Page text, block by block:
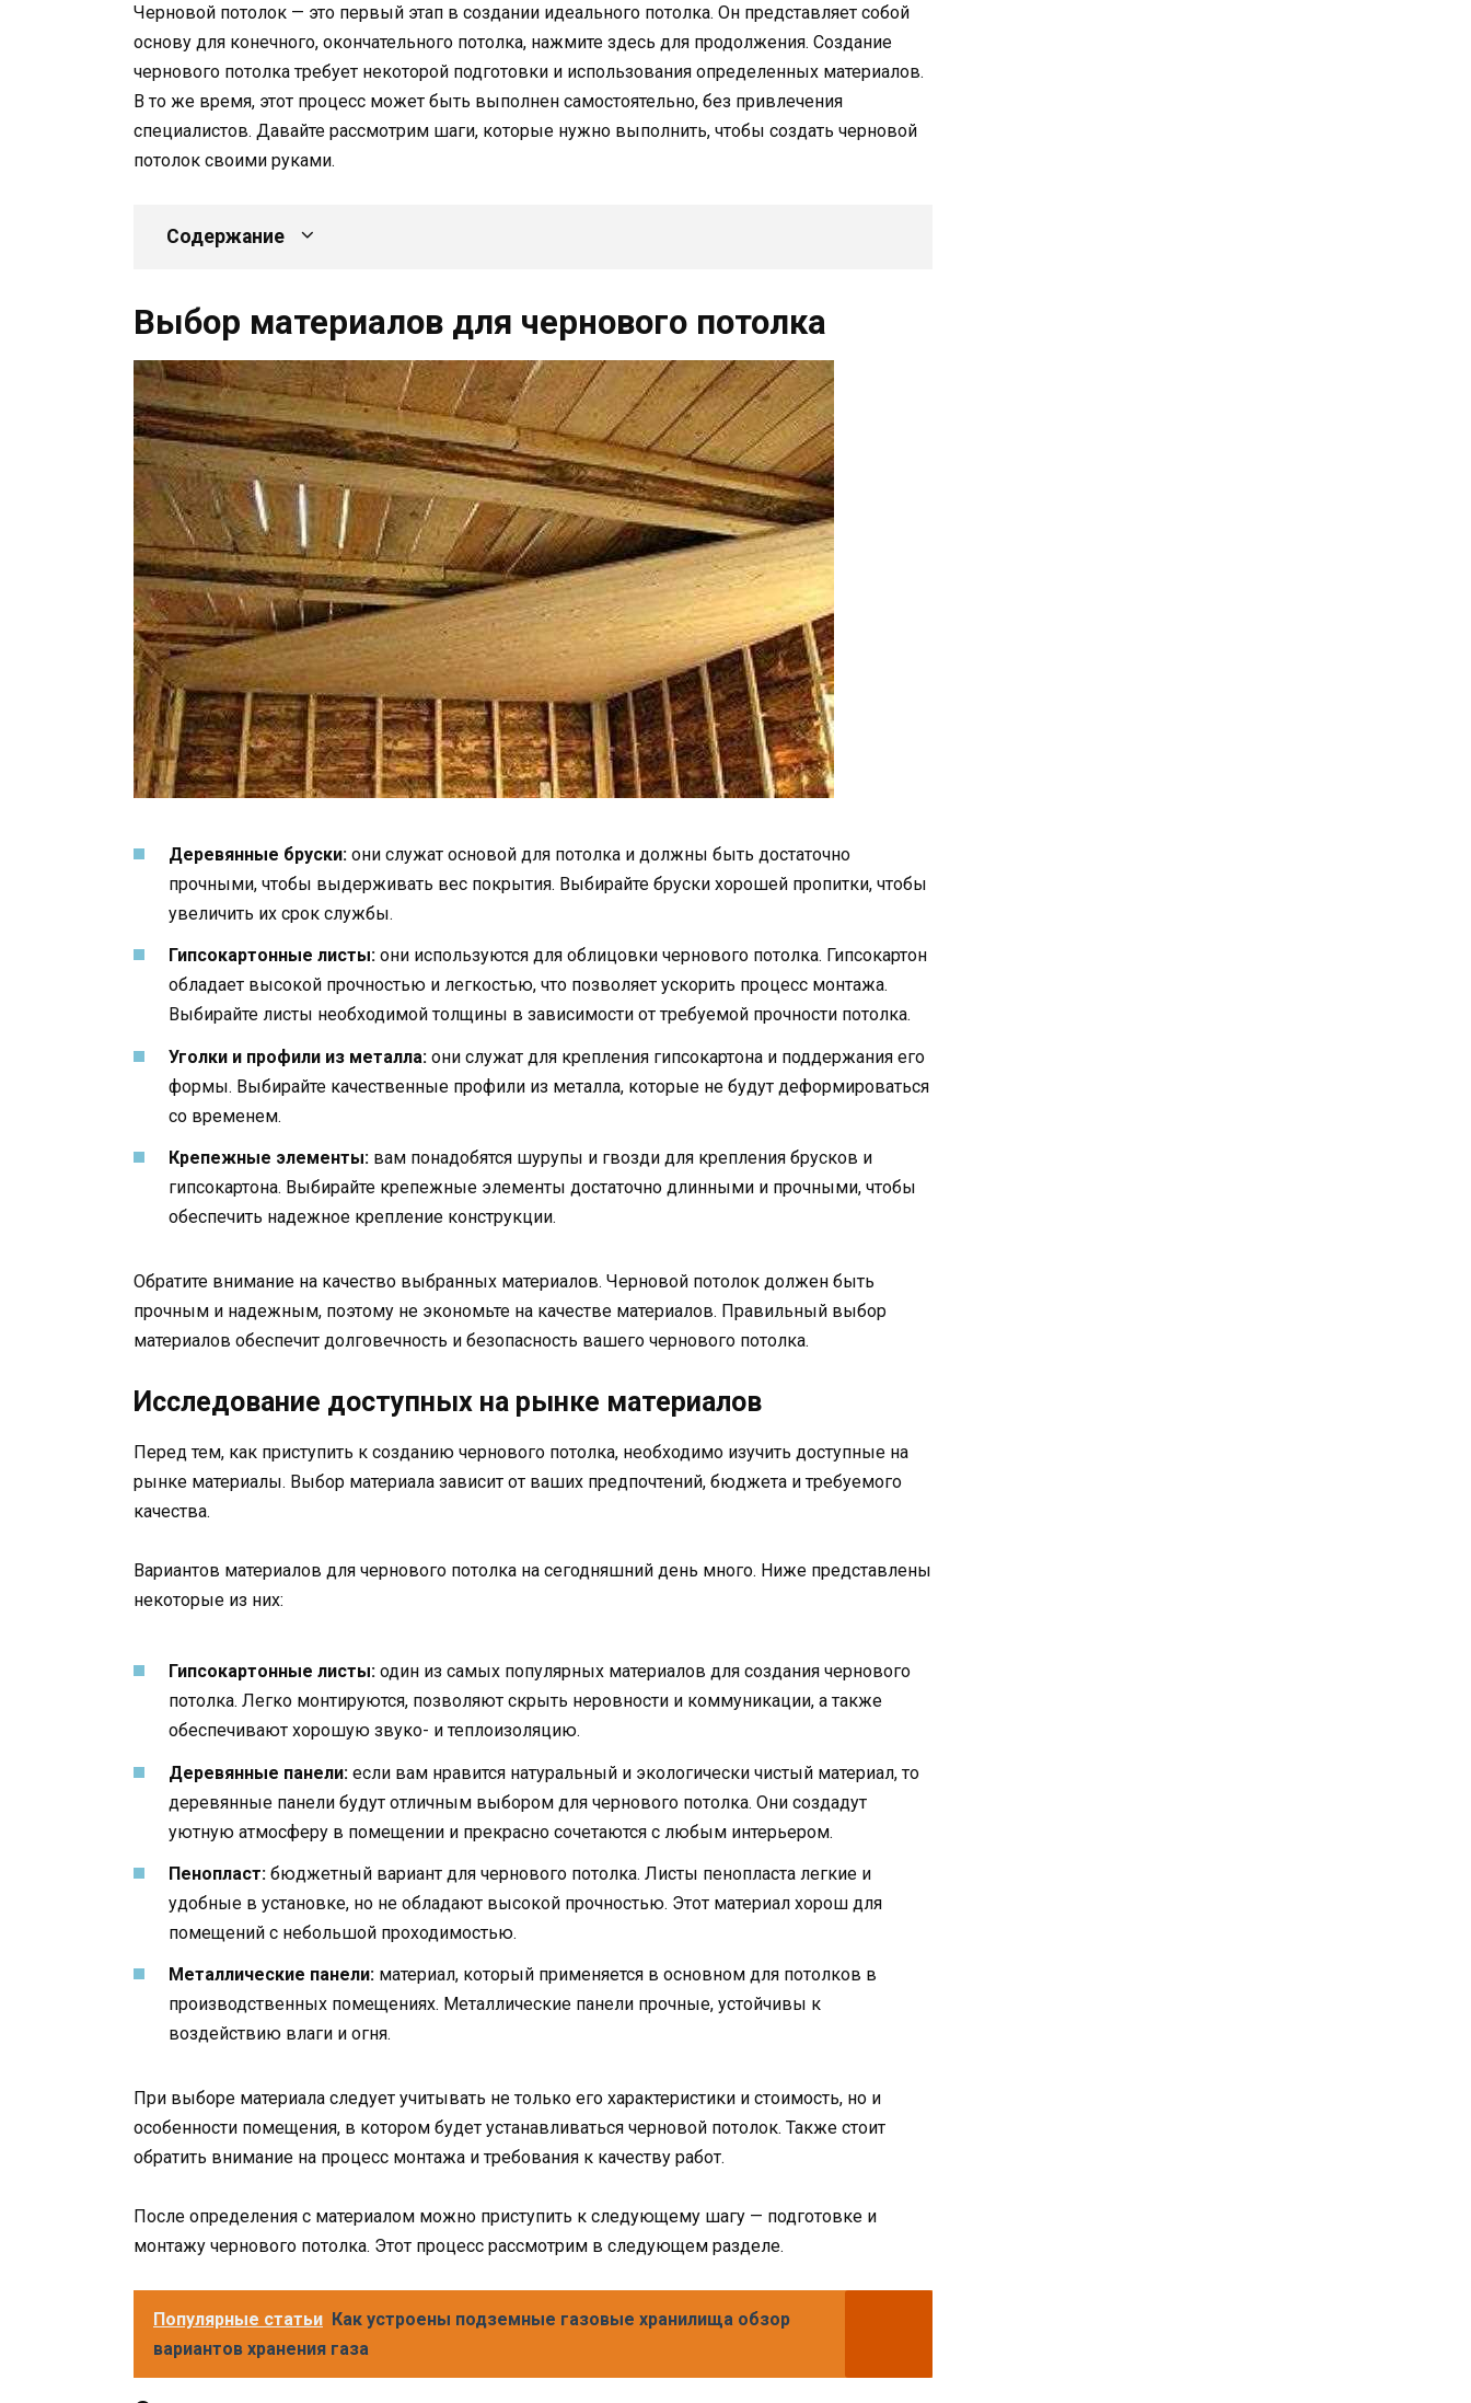
Черновой потолок — это первый этап в создании идеального потолка. Он представляет собой
основу для конечного, окончательного потолка, нажмите здесь для продолжения. Создание
чернового потолка требует некоторой подготовки и использования определенных материалов.
В то же время, этот процесс может быть выполнен самостоятельно, без привлечения
специалистов. Давайте рассмотрим шаги, которые нужно выполнить, чтобы создать черновой
потолок своими руками.
Содержание
Выбор материалов для чернового потолка
Деревянные бруски: они служат основой для потолка и должны быть достаточно
прочными, чтобы выдерживать вес покрытия. Выбирайте бруски хорошей пропитки, чтобы
увеличить их срок службы.
Гипсокартонные листы: они используются для облицовки чернового потолка. Гипсокартон
обладает высокой прочностью и легкостью, что позволяет ускорить процесс монтажа.
Выбирайте листы необходимой толщины в зависимости от требуемой прочности потолка.
Уголки и профили из металла: они служат для крепления гипсокартона и поддержания его
формы. Выбирайте качественные профили из металла, которые не будут деформироваться
со временем.
Крепежные элементы: вам понадобятся шурупы и гвозди для крепления брусков и
гипсокартона. Выбирайте крепежные элементы достаточно длинными и прочными, чтобы
обеспечить надежное крепление конструкции.
Обратите внимание на качество выбранных материалов. Черновой потолок должен быть
прочным и надежным, поэтому не экономьте на качестве материалов. Правильный выбор
материалов обеспечит долговечность и безопасность вашего чернового потолка.
Исследование доступных на рынке материалов
Перед тем, как приступить к созданию чернового потолка, необходимо изучить доступные на
рынке материалы. Выбор материала зависит от ваших предпочтений, бюджета и требуемого
качества.
Вариантов материалов для чернового потолка на сегодняшний день много. Ниже представлены
некоторые из них:
Гипсокартонные листы: один из самых популярных материалов для создания чернового
потолка. Легко монтируются, позволяют скрыть неровности и коммуникации, а также
обеспечивают хорошую звуко- и теплоизоляцию.
Деревянные панели: если вам нравится натуральный и экологически чистый материал, то
деревянные панели будут отличным выбором для чернового потолка. Они создадут
уютную атмосферу в помещении и прекрасно сочетаются с любым интерьером.
Пенопласт: бюджетный вариант для чернового потолка. Листы пенопласта легкие и
удобные в установке, но не обладают высокой прочностью. Этот материал хорош для
помещений с небольшой проходимостью.
Металлические панели: материал, который применяется в основном для потолков в
производственных помещениях. Металлические панели прочные, устойчивы к
воздействию влаги и огня.
При выборе материала следует учитывать не только его характеристики и стоимость, но и
особенности помещения, в котором будет устанавливаться черновой потолок. Также стоит
обратить внимание на процесс монтажа и требования к качеству работ.
После определения с материалом можно приступить к следующему шагу — подготовке и
монтажу чернового потолка. Этот процесс рассмотрим в следующем разделе.
Популярные статьи Как устроены подземные газовые хранилища обзор
вариантов хранения газа